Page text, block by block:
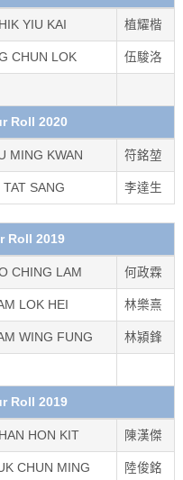
YIU KAI 植耀楷
CHUN LOK 伍駿洛
Roll 2020
MING KWAN 符銘堃
TAT SANG 李達生
Roll 2019
CHING LAM 何政霖
LOK HEI 林樂熹
WING FUNG 林潁鋒
Roll 2019
HON KIT 陳漢傑
CHUN MING 陸俊銘